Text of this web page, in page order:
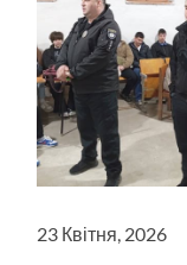
23 Квітня, 2026